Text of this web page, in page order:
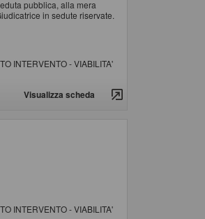
pubblica, alla mera
in sedute riservate.
INTERVENTO - VIABILITA'
Visualizza scheda
INTERVENTO - VIABILITA'